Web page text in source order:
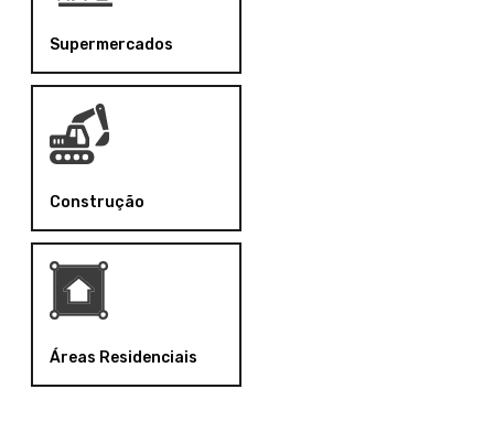
Supermercados
Construção
Áreas Residenciais